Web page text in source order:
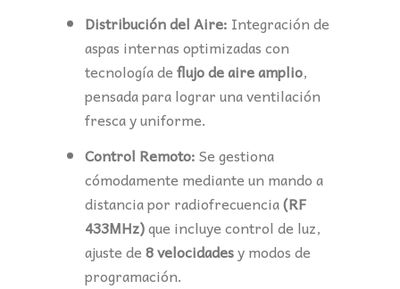
Distribución del Aire: Integración de
aspas internas optimizadas con
tecnología deflujo de aire amplio,
pensada para lograr una ventilación
fresca y uniforme.
Control Remoto:Se gestiona
cómodamente mediante un mando a
distancia por radiofrecuencia(RF
433MHz)que incluye control de luz,
ajuste de8 velocidadesy modos de
programación.